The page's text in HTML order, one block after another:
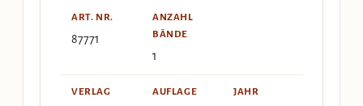
ART. NR.
87771
ANZAHL
BÄNDE
1
VERLAG AUFLAGE JAHR